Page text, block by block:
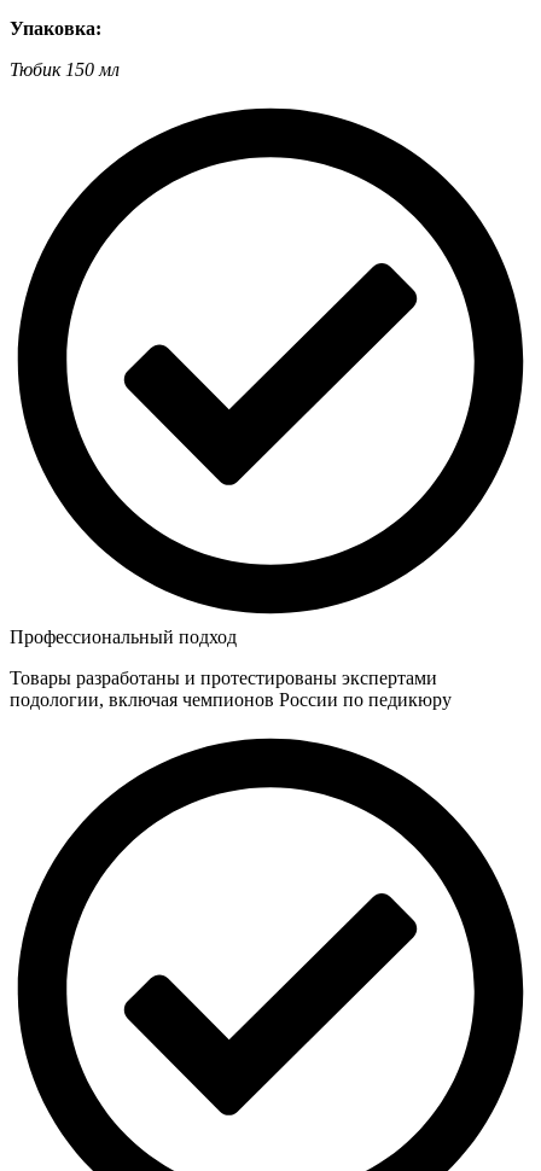
Упаковка:
Тюбик 150 мл
Профессиональный подход
Товары разработаны и протестированы экспертами
подологии, включая чемпионов России по педикюру